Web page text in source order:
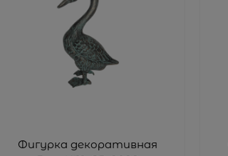
Фигурка декоративная